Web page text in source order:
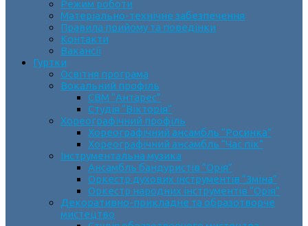
Режим роботи
Матеріально-технічне забезпечення
Правила прийому та поведінки
Контакти
Вакансії
Гуртки
Освітня програма
Вокальний профіль
СВМ “Антарес”
Студія “Вікторія”
Хореографічний профіль
Хореографічний ансамбль “Росинка”
Хореографічний ансамбль “Час пік”
Інструментальна музика
Ансамбль бандуристів “Орія”
Оркестр духових інструментів “Зміна”
Оркестр народних інструментів “Орія”
Декоративно-прикладне та образотворче
мистецтво